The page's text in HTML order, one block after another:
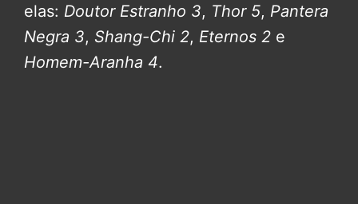
elas: Doutor Estranho 3, Thor 5, Pantera
Negra 3, Shang-Chi 2, Eternos 2 e
Homem-Aranha 4.